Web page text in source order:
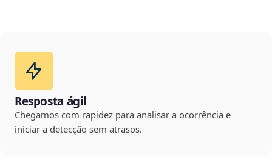
Resposta ágil
Chegamos com rapidez para analisar a ocorrência e
iniciar a detecção sem atrasos.